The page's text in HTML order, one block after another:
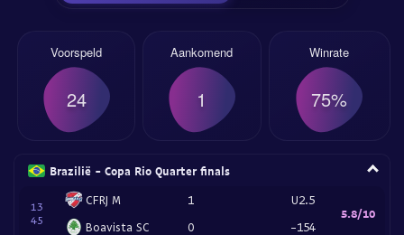
Voorspeld
24
Aankomend
1
Winrate
75%
Brazilië - Copa Rio Quarter finals
13
45
CFRJ M
Boavista SC
1
0
U2.5
-154
5.8/10